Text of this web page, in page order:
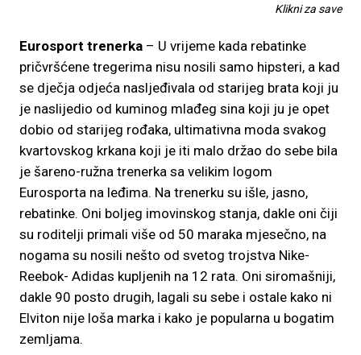
Klikni za save
Eurosport trenerka – U vrijeme kada rebatinke
pričvršćene tregerima nisu nosili samo hipsteri, a kad
se dječja odjeća nasljeđivala od starijeg brata koji ju
je naslijedio od kuminog mlađeg sina koji ju je opet
dobio od starijeg rođaka, ultimativna moda svakog
kvartovskog krkana koji je iti malo držao do sebe bila
je šareno-ružna trenerka sa velikim logom
Eurosporta na leđima. Na trenerku su išle, jasno,
rebatinke. Oni boljeg imovinskog stanja, dakle oni čiji
su roditelji primali više od 50 maraka mjesečno, na
nogama su nosili nešto od svetog trojstva Nike-
Reebok- Adidas kupljenih na 12 rata. Oni siromašniji,
dakle 90 posto drugih, lagali su sebe i ostale kako ni
Elviton nije loša marka i kako je popularna u bogatim
zemljama.